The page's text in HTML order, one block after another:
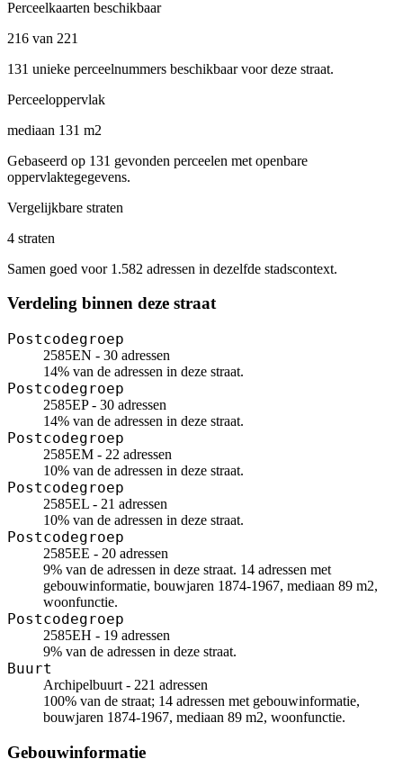
Perceelkaarten beschikbaar
216 van 221
131 unieke perceelnummers beschikbaar voor deze straat.
Perceeloppervlak
mediaan 131 m2
Gebaseerd op 131 gevonden perceelen met openbare
oppervlaktegegevens.
Vergelijkbare straten
4 straten
Samen goed voor 1.582 adressen in dezelfde stadscontext.
Verdeling binnen deze straat
Postcodegroep
2585EN - 30 adressen
14% van de adressen in deze straat.
Postcodegroep
2585EP - 30 adressen
14% van de adressen in deze straat.
Postcodegroep
2585EM - 22 adressen
10% van de adressen in deze straat.
Postcodegroep
2585EL - 21 adressen
10% van de adressen in deze straat.
Postcodegroep
2585EE - 20 adressen
9% van de adressen in deze straat. 14 adressen met
gebouwinformatie, bouwjaren 1874-1967, mediaan 89 m2,
woonfunctie.
Postcodegroep
2585EH - 19 adressen
9% van de adressen in deze straat.
Buurt
Archipelbuurt - 221 adressen
100% van de straat; 14 adressen met gebouwinformatie,
bouwjaren 1874-1967, mediaan 89 m2, woonfunctie.
Gebouwinformatie